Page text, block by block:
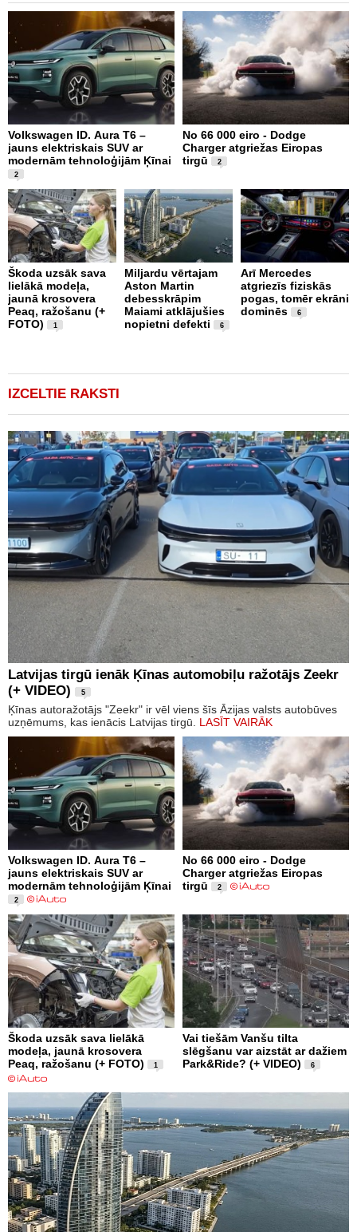
Volkswagen ID. Aura T6 –
jauns elektriskais SUV ar
modernām tehnoloģijām Ķīnai
2
No 66 000 eiro - Dodge
Charger atgriežas Eiropas
tirgū
2
Škoda uzsāk sava
lielākā modeļa,
jaunā krosovera
Peaq, ražošanu (+
FOTO)
1
Miljardu vērtajam
Aston Martin
debesskrāpim
Maiami atklājušies
nopietni defekti
6
Arī Mercedes
atgriezīs fiziskās
pogas, tomēr ekrāni
dominēs
6
IZCELTIE RAKSTI
Latvijas tirgū ienāk Ķīnas automobiļu ražotājs Zeekr
(+ VIDEO)
5
Ķīnas autoražotājs "Zeekr" ir vēl viens šīs Āzijas valsts autobūves
uzņēmums, kas ienācis Latvijas tirgū. LASĪT VAIRĀK
Volkswagen ID. Aura T6 –
jauns elektriskais SUV ar
modernām tehnoloģijām Ķīnai
2
No 66 000 eiro - Dodge
Charger atgriežas Eiropas
tirgū
2
Škoda uzsāk sava lielākā
modeļa, jaunā krosovera
Peaq, ražošanu (+ FOTO)
1
Vai tiešām Vanšu tilta
slēgšanu var aizstāt ar dažiem
Park&Ride? (+ VIDEO)
6